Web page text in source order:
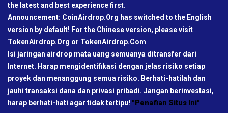
the latest and best experience first.
Announcement: CoinAirdrop.Org has switched to the English
version by default! For the Chinese version, please visit
TokenAirdrop.Org or TokenAirdrop.Com
Isi jaringan airdrop mata uang semuanya ditransfer dari
Internet. Harap mengidentifikasi dengan jelas risiko setiap
proyek dan menanggung semua risiko. Berhati-hatilah dan
jauhi transaksi dana dan privasi pribadi. Jangan berinvestasi,
harap berhati-hati agar tidak tertipu! "Penafian Situs Ini"